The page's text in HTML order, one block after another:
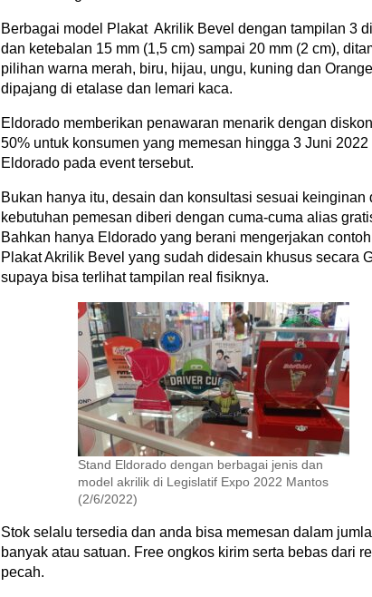
Berbagai model Plakat Akrilik Bevel dengan tampilan 3
dan ketebalan 15 mm (1,5 cm) sampai 20 mm (2 cm),
pilihan warna merah, biru, hijau, ungu, kuning dan Orange
dipajang di etalase dan lemari kaca.
Eldorado memberikan penawaran menarik dengan
50% untuk konsumen yang memesan hingga 3 Juni 2022
Eldorado pada event tersebut.
Bukan hanya itu, desain dan konsultasi sesuai keinginan
kebutuhan pemesan diberi dengan cuma-cuma alias
Bahkan hanya Eldorado yang berani mengerjakan
Plakat Akrilik Bevel yang sudah didesain khusus secara
supaya bisa terlihat tampilan real fisiknya.
Stand Eldorado dengan berbagai jenis dan
model akrilik di Legislatif Expo 2022 Mantos
(2/6/2022)
Stok selalu tersedia dan anda bisa memesan dalam
banyak atau satuan. Free ongkos kirim serta bebas dari
pecah.